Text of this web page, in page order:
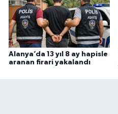
Alanya’da 13 yıl 8 ay hapisle
aranan firari yakalandı